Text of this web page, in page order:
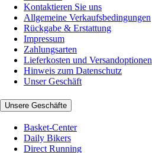
Kontaktieren Sie uns
Allgemeine Verkaufsbedingungen
Rückgabe & Erstattung
Impressum
Zahlungsarten
Lieferkosten und Versandoptionen
Hinweis zum Datenschutz
Unser Geschäft
Unsere Geschäfte
Basket-Center
Daily Bikers
Direct Running